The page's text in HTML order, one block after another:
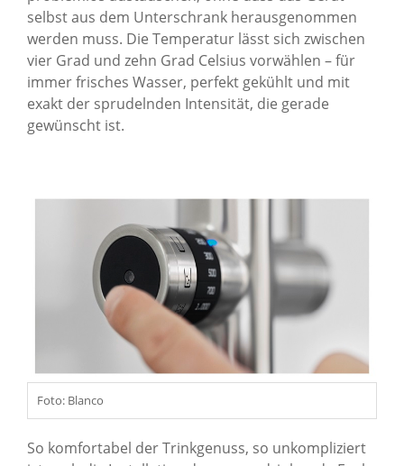
selbst aus dem Unterschrank herausgenommen
werden muss. Die Temperatur lässt sich zwischen
vier Grad und zehn Grad Celsius vorwählen – für
immer frisches Wasser, perfekt gekühlt und mit
exakt der sprudelnden Intensität, die gerade
gewünscht ist.
Foto: Blanco
So komfortabel der Trinkgenuss, so unkompliziert